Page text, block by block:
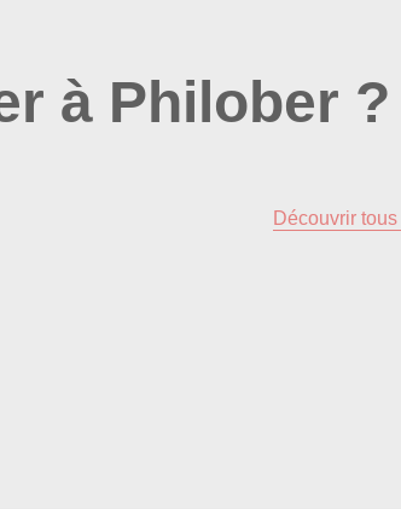
à Philober ?
Découvrir